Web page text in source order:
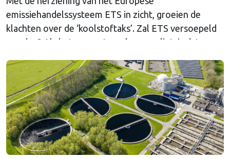
emissiehandelssysteem ETS in zicht, groeien de
klachten over de ‘koolstoftaks’. Zal ETS versoepeld
worden? Als het aan wetenschappers ligt, is dat een